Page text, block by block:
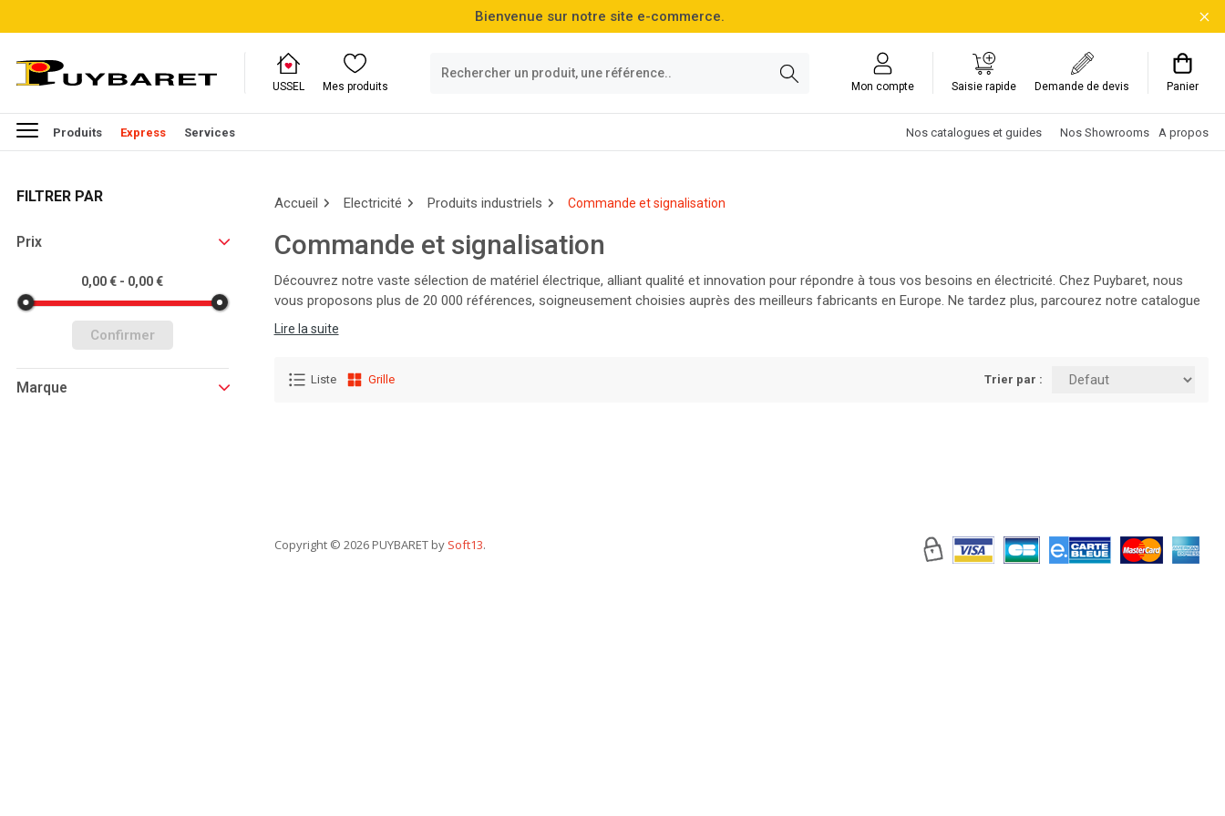
Bienvenue sur notre site e-commerce.
USSEL Mes produits Mon compte Saisie rapide Demande de devis Panier
Produits Express Services Nos catalogues et guides Nos Showrooms A propos
FILTRER PAR
Prix
0,00 € - 0,00 €
Confirmer
Marque
Accueil Electricité Produits industriels Commande et signalisation
Commande et signalisation
Découvrez notre vaste sélection de matériel électrique, alliant qualité et innovation pour répondre à tous vos besoins en électricité. Chez Puybaret, nous
vous proposons plus de 20 000 références, soigneusement choisies auprès des meilleurs fabricants en Europe. Ne tardez plus, parcourez notre catalogue
et équipez-vous des produits les plus performants du marché !
Lire la suite
Liste Grille Trier par :
Copyright© 2026 PUYBARET by Soft13.